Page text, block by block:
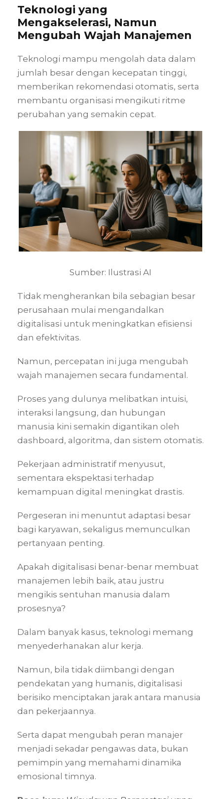
Teknologi yang
Mengakselerasi, Namun
Mengubah Wajah Manajemen
Teknologi mampu mengolah data dalam
jumlah besar dengan kecepatan tinggi,
memberikan rekomendasi otomatis, serta
membantu organisasi mengikuti ritme
perubahan yang semakin cepat.
Sumber: Ilustrasi AI
Tidak mengherankan bila sebagian besar
perusahaan mulai mengandalkan
digitalisasi untuk meningkatkan efisiensi
dan efektivitas.
Namun, percepatan ini juga mengubah
wajah manajemen secara fundamental.
Proses yang dulunya melibatkan intuisi,
interaksi langsung, dan hubungan
manusia kini semakin digantikan oleh
dashboard, algoritma, dan sistem otomatis.
Pekerjaan administratif menyusut,
sementara ekspektasi terhadap
kemampuan digital meningkat drastis.
Pergeseran ini menuntut adaptasi besar
bagi karyawan, sekaligus memunculkan
pertanyaan penting.
Apakah digitalisasi benar-benar membuat
manajemen lebih baik, atau justru
mengikis sentuhan manusia dalam
prosesnya?
Dalam banyak kasus, teknologi memang
menyederhanakan alur kerja.
Namun, bila tidak diimbangi dengan
pendekatan yang humanis, digitalisasi
berisiko menciptakan jarak antara manusia
dan pekerjaannya.
Serta dapat mengubah peran manajer
menjadi sekadar pengawas data, bukan
pemimpin yang memahami dinamika
emosional timnya.